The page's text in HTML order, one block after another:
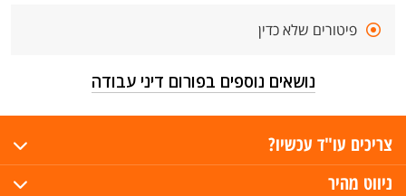
פיטורים שלא כדין
נושאים נוספים בפורום דיני עבודה
צריכים עו"ד עכשיו?
ניווט מהיר